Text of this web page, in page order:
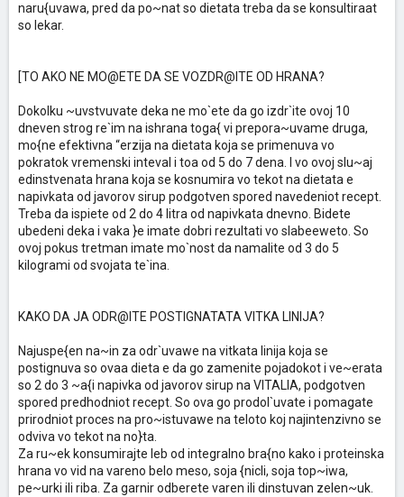
naru{uvawa, pred da po~nat so dietata treba da se konsultiraat
so lekar.
[TO AKO NE MO@ETE DA SE VOZDR@ITE OD HRANA?
Dokolku ~uvstvuvate deka ne mo`ete da go izdr`ite ovoj 10
dneven strog re`im na ishrana toga{ vi prepora~uvame druga,
mo{ne efektivna “erzija na dietata koja se primenuva vo
pokratok vremenski inteval i toa od 5 do 7 dena. I vo ovoj slu~aj
edinstvenata hrana koja se kosnumira vo tekot na dietata e
napivkata od javorov sirup podgotven spored navedeniot recept.
Treba da ispiete od 2 do 4 litra od napivkata dnevno. Bidete
ubedeni deka i vaka }e imate dobri rezultati vo slabeeweto. So
ovoj pokus tretman imate mo`nost da namalite od 3 do 5
kilogrami od svojata te`ina.
KAKO DA JA ODR@ITE POSTIGNATATA VITKA LINIJA?
Najuspe{en na~in za odr`uvawe na vitkata linija koja se
postignuva so ovaa dieta e da go zamenite pojadokot i ve~erata
so 2 do 3 ~a{i napivka od javorov sirup na VITALIA, podgotven
spored predhodniot recept. So ova go prodol`uvate i pomagate
prirodniot proces na pro~istuvawe na teloto koj najintenzivno se
odviva vo tekot na no}ta.
Za ru~ek konsumirajte leb od integralno bra{no kako i proteinska
hrana vo vid na vareno belo meso, soja {nicli, soja top~iwa,
pe~urki ili riba. Za garnir odberete varen ili dinstuvan zelen~uk.